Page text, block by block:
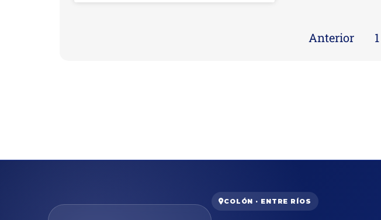
Anterior 1
COLÓN · ENTRE RÍOS